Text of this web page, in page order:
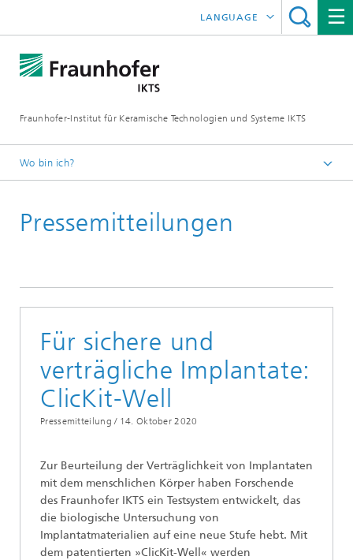
Fraunhofer-Institut für Keramische Technologien und Systeme IKTS
LANGUAGE
ČESKÝ
Wo bin ich?
Pressemitteilungen
Für sichere und
verträgliche Implantate:
ClicKit-Well
Pressemitteilung / 14. Oktober 2020
Zur Beurteilung der Verträglichkeit von Implantaten
mit dem menschlichen Körper haben Forschende
des Fraunhofer IKTS ein Testsystem entwickelt, das
die biologische Untersuchung von
Implantatmaterialien auf eine neue Stufe hebt. Mit
dem patentierten »ClicKit-Well« werden